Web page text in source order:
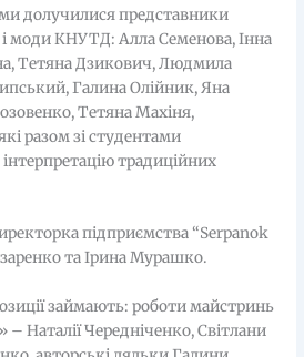
долучилися представники
моди КНУТД: Алла Семенова, Інна
Тетяна Дзикович, Людмила
Галина Олійник, Яна
Тетяна Махіня,
разом зі студентами
традиційних
підприємства “Serpanok
та Ірина Мурашко.
займають: роботи майстринь
– Наталії Чередніченко, Світлани